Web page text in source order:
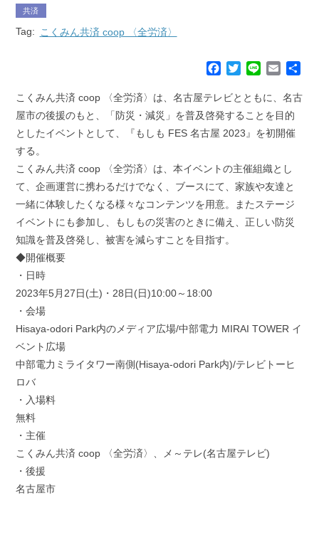
共済
Tag: こくみん共済 coop 〈全労済〉
c
e
o
k
T
t
e
n
e
E
a
i
こくみん共済 coop 〈全労済〉は、名古屋テレビとともに、名古
屋市の後援のもと、「防災・減災」を普及啓発することを目的
としたイベントとして、『もしも FES 名古屋 2023』を初開催
する。
こくみん共済 coop 〈全労済〉は、本イベントの主催組織とし
て、企画運営に携わるだけでなく、ブースにて、家族や友達と
一緒に体験したくなる様々なコンテンツを用意。またステージ
イベントにも参加し、もしもの災害のときに備え、正しい防災
知識を普及啓発し、被害を減らすことを目指す。
◆開催概要
・日時
2023年5月27日(土)・28日(日)10:00～18:00
・会場
Hisaya-odori Park内のメディア広場/中部電力 MIRAI TOWER イ
ベント広場
中部電力ミライタワー南側(Hisaya-odori Park内)/テレビトーヒ
ロバ
・入場料
無料
・主催
こくみん共済 coop 〈全労済〉、メ～テレ(名古屋テレビ)
・後援
名古屋市